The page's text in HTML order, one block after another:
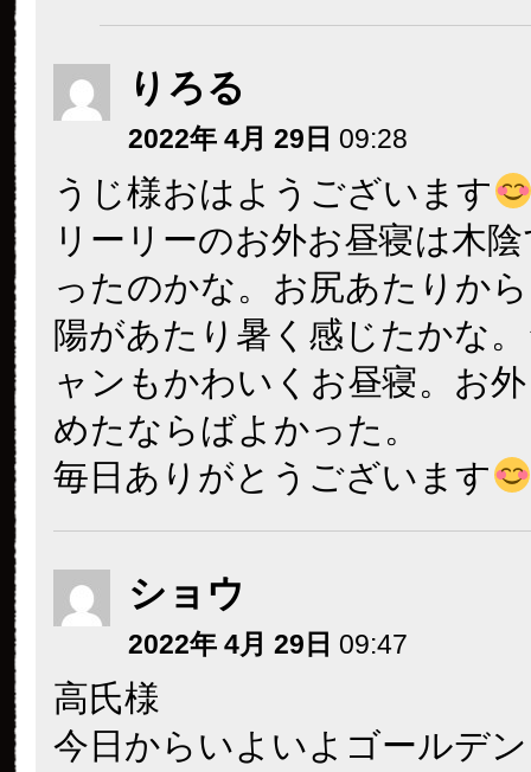
りろる
2022年 4月 29日 09:28
うじ様おはようございます
リーリーのお外お昼寝は木
ったのかな。お尻あたりか
陽があたり暑く感じたかな
ャンもかわいくお昼寝。お
めたならばよかった。
毎日ありがとうございます
ショウ
2022年 4月 29日 09:47
高氏様
今日からいよいよゴールデ